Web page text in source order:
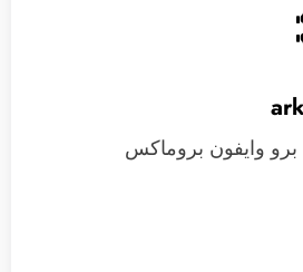
برو وايفون بروماكس